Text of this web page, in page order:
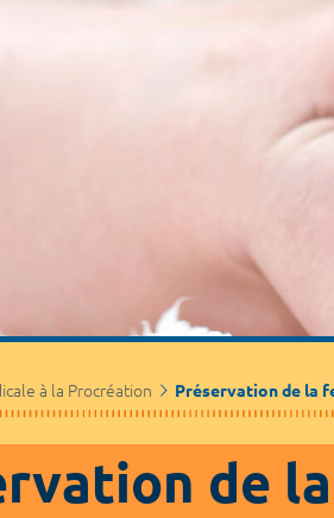
à la Procréation Préservation de la
de